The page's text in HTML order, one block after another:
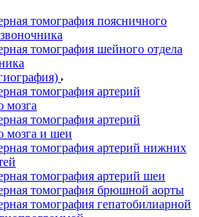
томография поясничного
томография шейного отдела
томография артерий
мозга
томография артерий
мозга и шеи
томография артерий нижних
томография артерий шеи
томография брюшной аорты
томография гепатобилиарной